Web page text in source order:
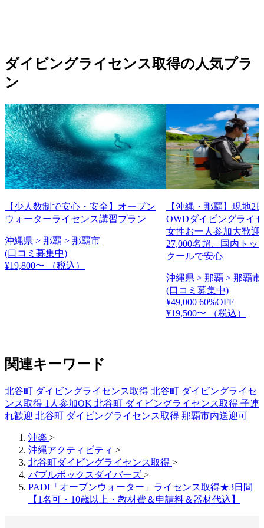
ダイビングライセンス取得の人気プラ
ン
【少人数制で安心・安全】オープン
ウォーターライセンス講習プラン
沖縄県 > 那覇 > 那覇市
(口コミ募集中)
¥19,800〜
（税込）
【沖縄・那覇】現地
OWDダイビングライ
女性お一人参加大歓迎
27,000名超、国内トッ
クールで安心
沖縄県 > 那覇 > 那覇市
(口コミ募集中)
¥49,000 60%OFF
¥19,500〜
（税込）
関連キーワード
北谷町 ダイビングライセンス取得 北谷町 ダイビングライセ
ンス取得 1人参加OK 北谷町 ダイビングライセンス取得 子連
れ歓迎 北谷町 ダイビングライセンス取得 那覇市内送迎可
沖楽 >
沖縄アクティビティ >
北谷町ダイビングライセンス取得 >
バブルボックスダイバーズ >
PADI「オープンウォーター」ライセンス取得★3日間
【1名可・10歳以上・教材費＆申請料＆器材代込】